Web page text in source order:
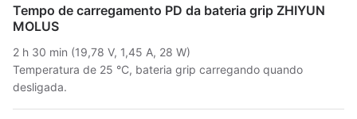
Tempo de carregamento PD da bateria grip ZHIYUN
MOLUS
2 h 30 min (19,78 V, 1,45 A, 28 W)
Temperatura de 25 °C, bateria grip carregando quando
desligada.